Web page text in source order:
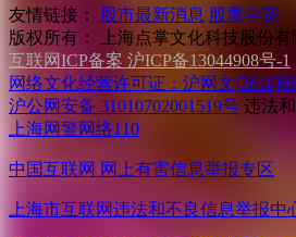
友情链接： 股市最新消息 股票学院
版权所有：
上海点掌文化科技股份有
互联网ICP备案 沪ICP备13044908号-1
网络文化经营许可证：沪网文
沪公网安备 31010702001519号 违法
上海网警网络110
中国互联网 网上有害信息举报专区
上海市互联网违法和不良信息举报中